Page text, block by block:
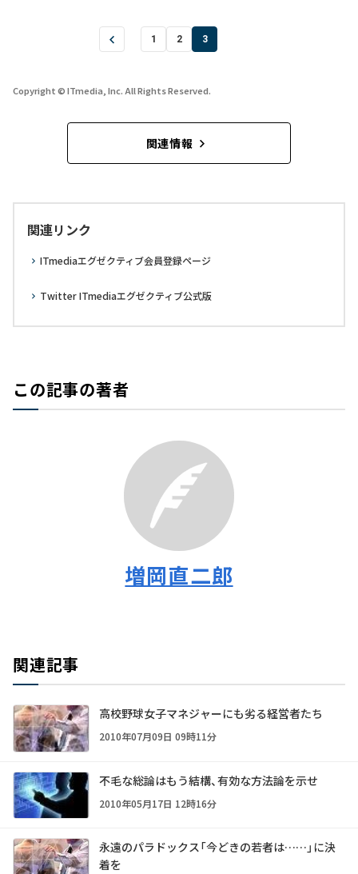
1 2 3
Copyright © ITmedia, Inc. All Rights Reserved.
関連情報
関連リンク
ITmediaエグゼクティブ会員登録ページ
Twitter ITmediaエグゼクティブ公式版
この記事の著者
増岡直二郎
関連記事
高校野球女子マネジャーにも劣る経営者たち
2010年07月09日 09時11分
不毛な総論はもう結構、有効な方法論を示せ
2010年05月17日 12時16分
永遠のパラドックス「今どきの若者は……」に決
着を